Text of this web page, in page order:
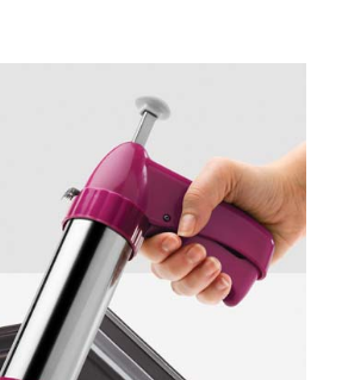
Profi-Bisquick